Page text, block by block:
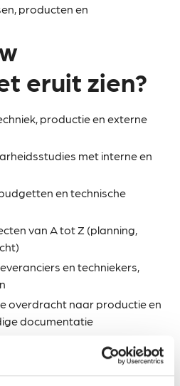
producten en
eruit zien?
productie en externe
met interne en
en technische
van A tot Z (planning,
en techniekers,
overdracht naar productie en
documentatie
van onderhoudswerken